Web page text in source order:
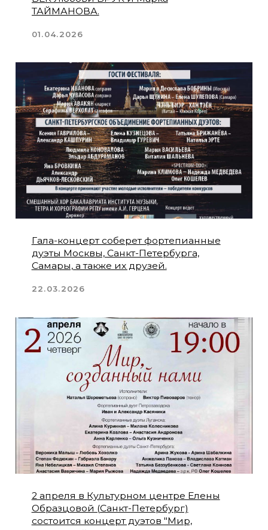
4 апреля состоится концерт "Россия -
Китай : Диалог дружбы"
06.03.2026
Впервые «Диалоги невских берегов» в
Новосибирске
Вышел новый фильм-интервью «Час
12.02.2026